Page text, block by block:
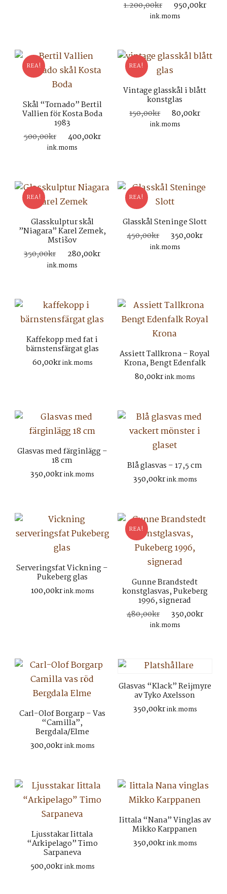
1.200,00kr
Det
ursprungliga
950,00kr
ink.moms
REA!
Skål “Tornado” Bertil
Vallien för Kosta Boda
1983
500,00kr
Det
ursprungliga
400,00kr
400,00kr.
ink.moms
REA!
Vintage glasskål i blått
konstglas
150,00kr
Det
ursprungliga
80,00kr
ink.moms
REA!
Glasskulptur skål
”Niagara” Karel Zemek,
Mstišov
350,00kr
Det
ursprungliga
280,00kr
280,00kr.
ink.moms
REA!
Glasskål Steninge Slott
450,00kr
Det
ursprungliga
350,00kr
ink.moms
Kaffekopp med fat i
bärnstensfärgat glas
60,00krink.moms
Assiett Tallkrona – Royal
Krona, Bengt Edenfalk
80,00krink.moms
Glasvas med färginlägg –
18 cm
350,00krink.moms
Blå glasvas – 17,5 cm
350,00krink.moms
Serveringsfat Vickning –
Pukeberg glas
100,00krink.moms
REA!
Gunne Brandstedt
konstglasvas, Pukeberg
1996, signerad
480,00kr
Det
ursprungliga
350,00kr
ink.moms
Carl-Olof Borgarp – Vas
“Camilla”,
Bergdala/Elme
300,00krink.moms
Glasvas “Klack” Reijmyre
av Tyko Axelsson
350,00krink.moms
Ljusstakar Iittala
“Arkipelago” Timo
Sarpaneva
500,00krink.moms
Iittala “Nana” Vinglas av
Mikko Karppanen
350,00krink.moms